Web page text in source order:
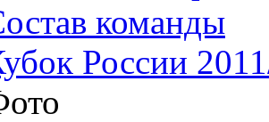
команды
России